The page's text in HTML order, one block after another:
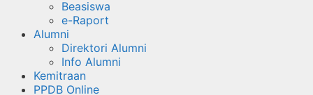
Beasiswa
e-Raport
Alumni
Direktori Alumni
Info Alumni
Kemitraan
PPDB Online